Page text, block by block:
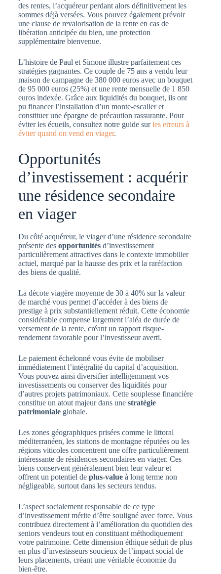
des rentes, l’acquéreur perdant alors définitivement les
sommes déjà versées. Vous pouvez également prévoir
une clause de revalorisation de la rente en cas de
libération anticipée du bien, une protection
supplémentaire bienvenue.
L’histoire de Paul et Simone illustre parfaitement ces
stratégies gagnantes. Ce couple de 75 ans a vendu leur
maison de campagne de 380 000 euros avec un bouquet
de 95 000 euros (25%) et une rente mensuelle de 1 850
euros indexée. Grâce aux liquidités du bouquet, ils ont
pu financer l’installation d’un monte-escalier et
constituer une épargne de précaution rassurante. Pour
éviter les écueils, consultez notre guide surles erreurs à
éviter quand on vend en viager.
Opportunités
d’investissement : acquérir
une résidence secondaire
en viager
Du côté acquéreur, le viager d’une résidence secondaire
présente des opportunitésd’investissement
particulièrement attractives dans le contexte immobilier
actuel, marqué par la hausse des prix et la raréfaction
des biens de qualité.
La décote viagère moyenne de 30 à 40% sur la valeur
de marché vous permet d’accéder à des biens de
prestige à prix substantiellement réduit. Cette économie
considérable compense largement l’aléa de durée de
versement de la rente, créant un rapport risque-
rendement favorable pour l’investisseur averti.
Le paiement échelonné vous évite de mobiliser
immédiatement l’intégralité du capital d’acquisition.
Vous pouvez ainsi diversifier intelligemment vos
investissements ou conserver des liquidités pour
d’autres projets patrimoniaux. Cette souplesse financière
constitue un atout majeur dans une stratégie
patrimonialeglobale.
Les zones géographiques prisées comme le littoral
méditerranéen, les stations de montagne réputées ou les
régions viticoles concentrent une offre particulièrement
intéressante de résidences secondaires en viager. Ces
biens conservent généralement bien leur valeur et
offrent un potentiel de plus-valueà long terme non
négligeable, surtout dans les secteurs tendus.
L’aspect socialement responsable de ce type
d’investissement mérite d’être souligné avec force. Vous
contribuez directement à l’amélioration du quotidien des
seniors vendeurs tout en constituant méthodiquement
votre patrimoine. Cette dimension éthique séduit de plus
en plus d’investisseurs soucieux de l’impact social de
leurs placements, créant une véritable économie du
bien-être.